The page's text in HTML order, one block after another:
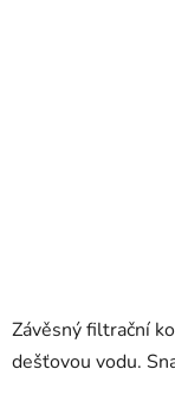
Závěsný filtrační
dešťovou vodu.